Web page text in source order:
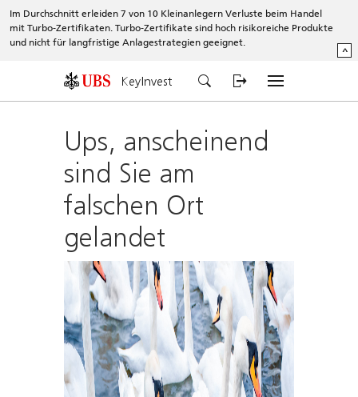
Im Durchschnitt erleiden 7 von 10 Kleinanlegern Verluste beim Handel
mit Turbo-Zertifikaten. Turbo-Zertifikate sind hoch risikoreiche Produkte
und nicht für langfristige Anlagestrategien geeignet.
^
KeyInvest
Ups, anscheinend
sind Sie am
falschen Ort
gelandet